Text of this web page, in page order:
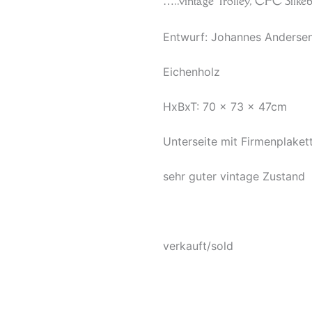
Entwurf: Johannes
Eichenholz
HxBxT: 70 x 73 x 47cm
Unterseite mit
sehr guter vintage Zustand
verkauft/sold